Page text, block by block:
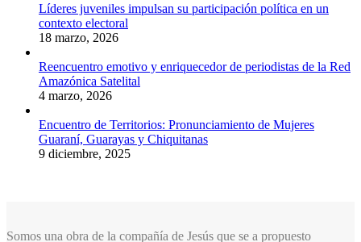
Líderes juveniles impulsan su participación política en un
contexto electoral
18 marzo, 2026
Reencuentro emotivo y enriquecedor de periodistas de la Red
Amazónica Satelital
4 marzo, 2026
Encuentro de Territorios: Pronunciamiento de Mujeres
Guaraní, Guarayas y Chiquitanas
9 diciembre, 2025
Somos una obra de la compañía de Jesús que se a propuesto